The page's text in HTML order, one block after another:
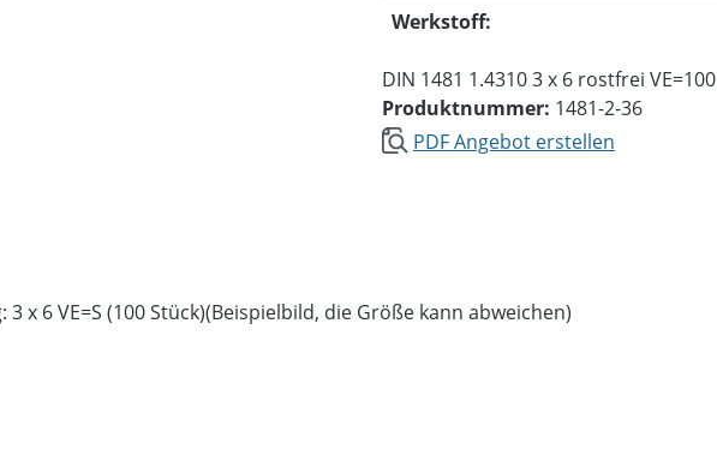
Werkstoff:
DIN 1481 1.4310 3 x 6 rostfrei VE=100
Produktnummer: 1481-2-36
PDF Angebot erstellen
x 6 VE=S (100 Stück)(Beispielbild, die Größe kann abweichen)